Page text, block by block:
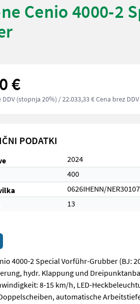
Cenio 4000-2
€
(stopnja 20%) / 22.033,33 € Cena brez
PODATKI
2024
400
0626IHENN/NER30107
13
4000-2 Special Vorführ-Grubber (BJ:
hydr. Klappung und
8-15 km/h, LED-
automatische